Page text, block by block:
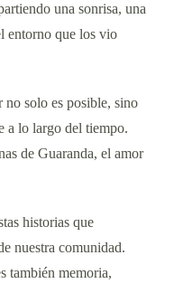
una sonrisa, una
entorno que los vio
no solo es posible, sino
a lo largo del tiempo.
de Guaranda, el amor
historias que
nuestra comunidad.
también memoria,